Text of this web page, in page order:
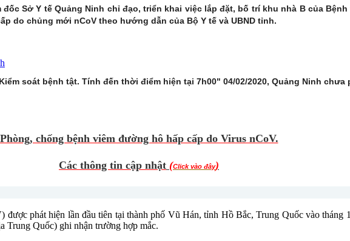
Sở Y tế Quảng Ninh chỉ đạo, triển khai việc lắp đặt, bố trí khu nhà B của
do chủng mới nCoV theo hướng dẫn của Bộ Y tế và UBND tỉnh.
soát bệnh tật. Tính đến thời điểm hiện tại 7h00" 04/02/2020, Quảng Ninh
Phòng, chống bệnh viêm đường hô hấp cấp do Virus nCoV.
Các thông tin cập nhật (Click vào đây)
phát hiện lần đầu tiên tại thành phố Vũ Hán, tỉnh Hồ Bắc, Trung Quốc vào tháng
Trung Quốc) ghi nhận trường hợp mắc.